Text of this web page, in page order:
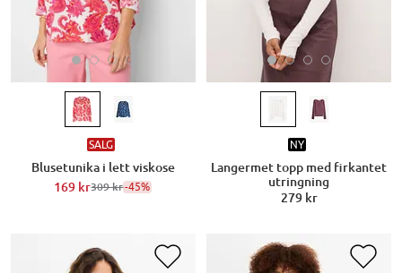
SALG
Blusetunika i lett viskose
169 kr309 kr-45%
NY
Langermet topp med firkantet
utringning
279 kr